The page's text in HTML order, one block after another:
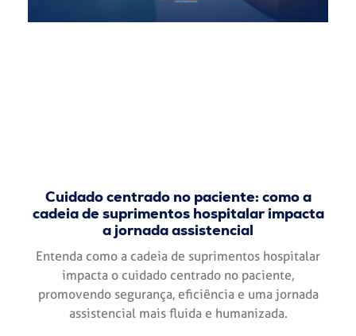
Cuidado centrado no paciente: como a
cadeia de suprimentos hospitalar impacta
a jornada assistencial
Entenda como a cadeia de suprimentos hospitalar
impacta o cuidado centrado no paciente,
promovendo segurança, eficiência e uma jornada
assistencial mais fluida e humanizada.